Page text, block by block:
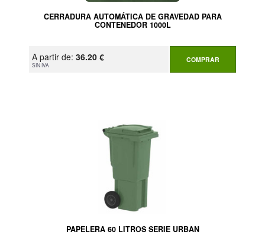
CERRADURA AUTOMÁTICA DE GRAVEDAD PARA
CONTENEDOR 1000L
A partir de: 36.20 €
SIN IVA
COMPRAR
PAPELERA 60 LITROS SERIE URBAN